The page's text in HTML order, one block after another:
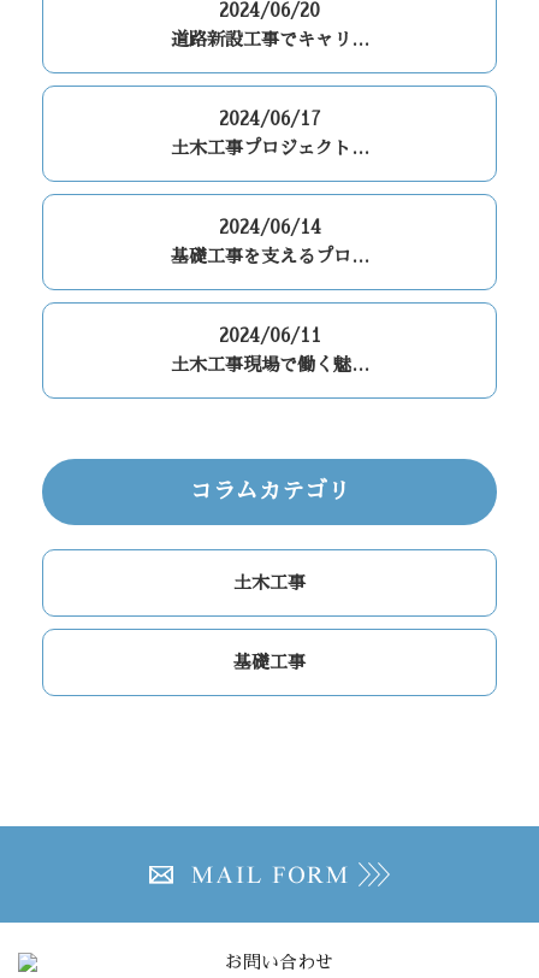
2024/06/20
道路新設工事でキャリ…
2024/06/17
土木工事プロジェクト…
2024/06/14
基礎工事を支えるプロ…
2024/06/11
土木工事現場で働く魅…
コラムカテゴリ
土木工事
基礎工事